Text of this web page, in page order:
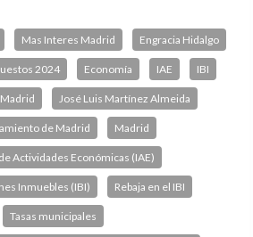
Mas Interes Madrid Engracia Hidalgo
2024 Economía IAE IBI
José Luis Martínez Almeida
de Madrid Madrid
Actividades Económicas (IAE)
Inmuebles (IBI) Rebaja en el IBI
Tasas municipales